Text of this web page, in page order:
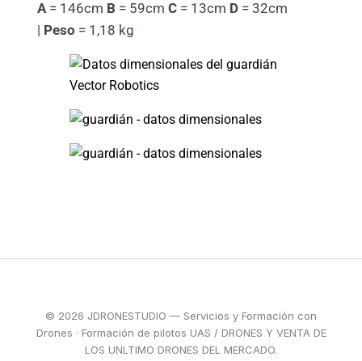
A= 146cm B = 59cm C= 13cm D= 32cm
| Peso = 1,18 kg
© 2026 JDRONESTUDIO — Servicios y Formación con
Drones · Formación de pilotos UAS / DRONES Y VENTA DE
LOS UNLTIMO DRONES DEL MERCADO.